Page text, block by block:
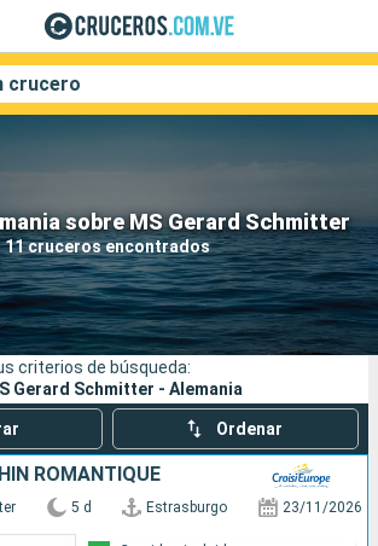
sobre MS Gerard Schmitter
11 cruceros encontrados
crucero
Compañías
Buscar
criterios de búsqueda:
Gerard Schmitter - Alemania
Ordenar
ROMANTIQUE
5 d Estrasburgo 23/11/2026